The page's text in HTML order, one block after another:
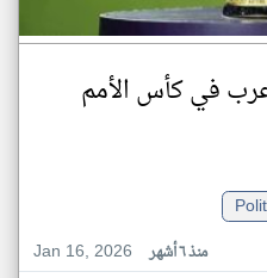
عرب في كأس الأمم
Jan 16, 2026
منذ ٦ أشهر